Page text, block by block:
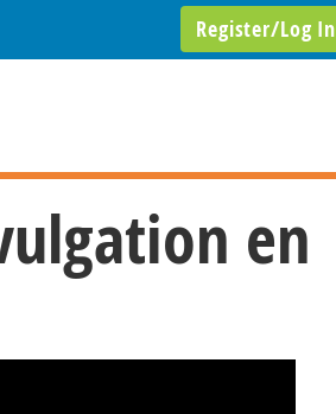
Register/Log In
en